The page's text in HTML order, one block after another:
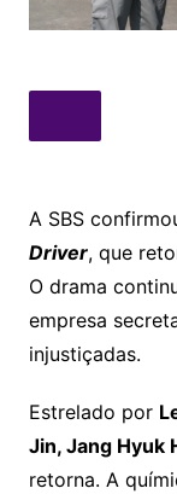
A SBS
Driver, que
O drama
empresa
injustiçadas.
Estrelado por
Jin, Jang Hyuk
retorna. A